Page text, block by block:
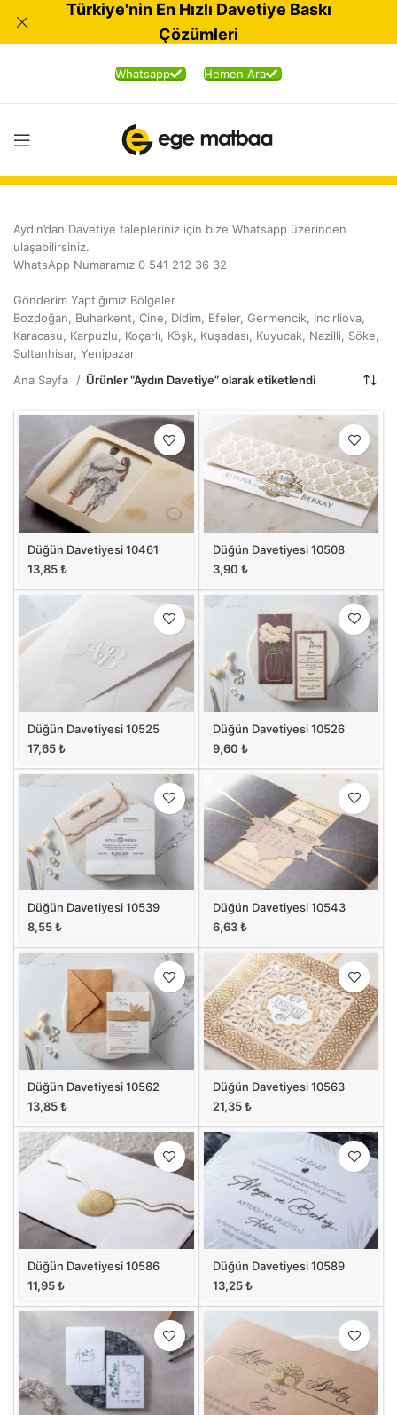
Whatsapp Hemen Ara
Aydın’dan Davetiye talepleriniz için bize Whatsapp üzerinden
ulaşabilirsiniz.
WhatsApp Numaramız 0 541 212 36 32
Gönderim Yaptığımız Bölgeler
Bozdoğan, Buharkent, Çine, Didim, Efeler, Germencik, İncirliova,
Karacasu, Karpuzlu, Koçarlı, Köşk, Kuşadası, Kuyucak, Nazilli, Söke,
Sultanhisar, Yenipazar
Ana Sayfa
Ürünler “Aydın Davetiye” olarak etiketlendi
Düğün Davetiyesi 10461
13,85₺
Düğün Davetiyesi 10508
3,90 ₺
Düğün Davetiyesi 10525
17,65₺
Düğün Davetiyesi 10526
9,60 ₺
Düğün Davetiyesi 10539
8,55₺
Düğün Davetiyesi 10543
6,63₺
Düğün Davetiyesi 10562
13,85₺
Düğün Davetiyesi 10563
21,35₺
Düğün Davetiyesi 10586
11,95₺
Düğün Davetiyesi 10589
13,25₺
Türkiye'nin En Hızlı Davetiye Baskı
Çözümleri